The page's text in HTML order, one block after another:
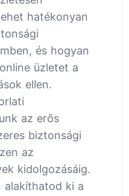
hatékonyan
és hogyan
üzletet a
ellen.
az erős
biztonsági
az
kidolgozásáig.
alakíthatod ki a